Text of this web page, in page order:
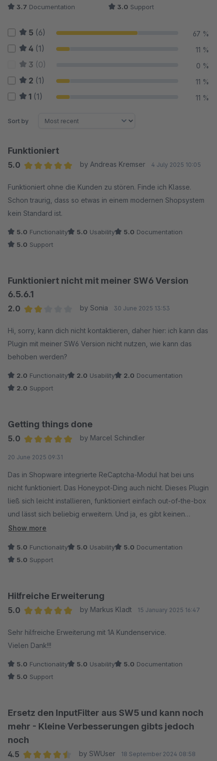
3.7 Documentation 3.0 Support
5 (6) 67 %
4 (1) 11 %
3 (0) 0 %
2 (1) 11 %
1 (1) 11 %
Sort by
Funktioniert
5.0
by Andreas Kremser 4 July 2025 10:05
Funktioniert ohne die Kunden zu stören. Finde ich Klasse.
Schon traurig, dass so etwas in einem modernen Shopsystem
kein Standard ist.
5.0 Functionality 5.0 Usability 5.0 Documentation
5.0 Support
Funktioniert nicht mit meiner SW6 Version
6.5.6.1
2.0
by Sonia 30 June 2025 13:53
Hi, sorry, kann dich nicht kontaktieren, daher hier: ich kann das
Plugin mit meiner SW6 Version nicht nutzen, wie kann das
behoben werden?
2.0 Functionality 2.0 Usability 2.0 Documentation
2.0 Support
Getting things done
5.0
by Marcel Schindler
20 June 2025 09:31
Das in Shopware integrierte ReCaptcha-Modul hat bei uns
nicht funktioniert. Das Honeypot-Ding auch nicht. Dieses Plugin
ließ sich leicht installieren, funktioniert einfach out-of-the-box
und lässt sich beliebig erweitern. Und ja, es gibt keinen
Formularspam mehr. Mehr wollt ich ja auch gar nicht :)
Show more
5.0 Functionality 5.0 Usability 5.0 Documentation
5.0 Support
Hilfreiche Erweiterung
5.0
by Markus Kladt 15 January 2025 16:47
Sehr hilfreiche Erweiterung mit 1A Kundenservice.
Vielen Dank!!!
5.0 Functionality 5.0 Usability 5.0 Documentation
5.0 Support
Ersetz den InputFilter aus SW5 und kann noch
mehr - Kleine Verbesserungen gibts jedoch
noch
4.5
by SWUser 18 September 2024 08:58